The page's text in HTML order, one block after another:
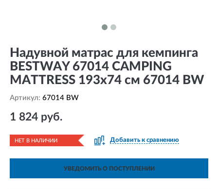
Надувной матрас для кемпинга
BESTWAY 67014 CAMPING
MATTRESS 193х74 см 67014 BW
Артикул: 67014 BW
1 824 руб.
НЕТ В НАЛИЧИИ Добавить к сравнению
УВЕДОМИТЬ О ПОСТУПЛЕНИИ